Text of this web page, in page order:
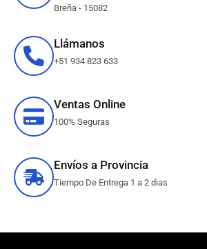
Breña - 15082
Llámanos
+51 934 823 633
Ventas Online
100% Seguras
Envíos a Provincia
Tiempo De Entrega 1 a 2 dias